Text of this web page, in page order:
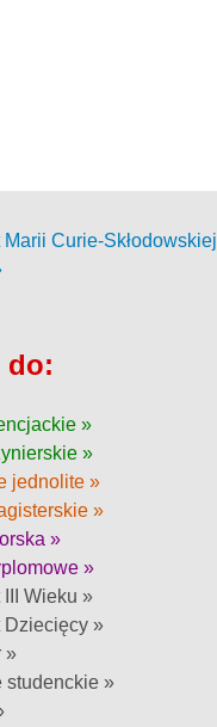
Curie-Skłodowskiej
do:
»
»
jednolite »
»
»
»
Wieku »
Dziecięcy »
»
studenckie »